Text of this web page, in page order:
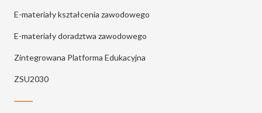
E-materiały kształcenia zawodowego
E-materiały doradztwa zawodowego
Zintegrowana Platforma Edukacyjna
ZSU2030